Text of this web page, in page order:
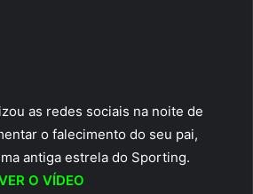
as redes sociais na noite de
o falecimento do seu pai,
antiga estrela do Sporting.
O VÍDEO